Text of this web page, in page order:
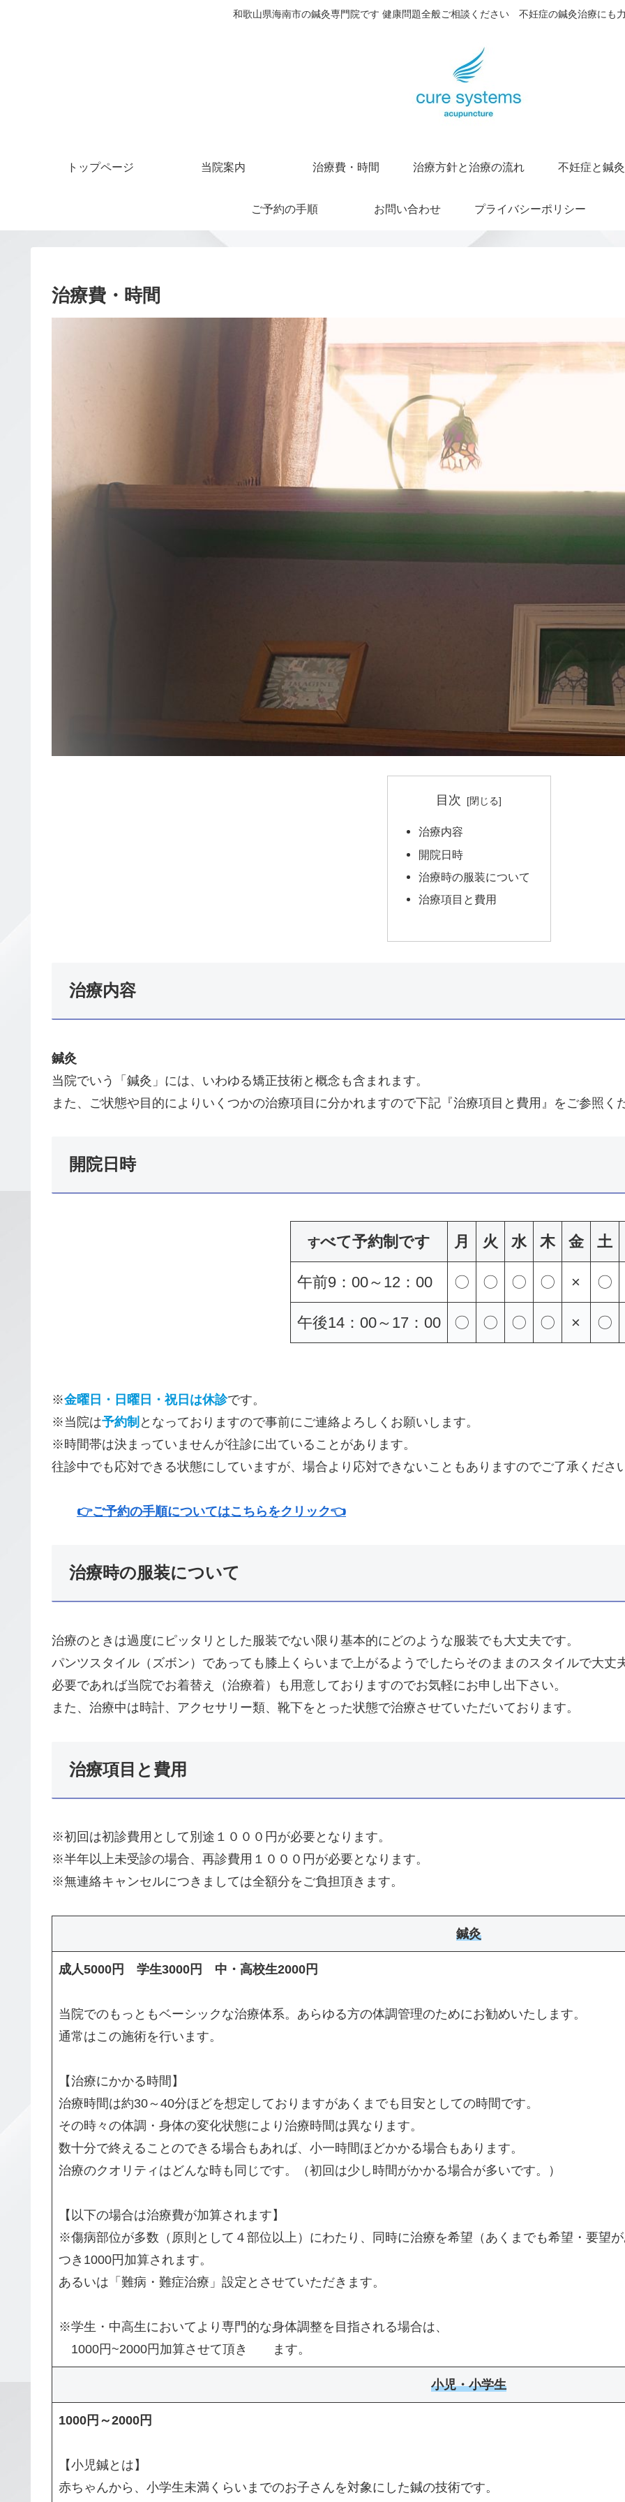
和歌山県海南市の鍼灸専門院です 健康問題全般ご相談ください 不妊症の鍼灸治療にも
トップページ 当院案内 治療費・時間 治療方針と治療の流れ 不妊症と鍼灸
ご予約の手順 お問い合わせ プライバシーポリシー
治療費・時間
目次
治療内容
開院日時
治療時の服装について
治療項目と費用
治療内容
鍼灸
当院でいう「鍼灸」には、いわゆる矯正技術と概念も含まれます。
また、ご状態や目的によりいくつかの治療項目に分かれますので下記『治療項目と費用』をご参照く
開院日時
すべて予約制です 月 火 水 木 金 土
午前9：00～12：00 〇 〇 〇 〇 × 〇
午後14：00～17：00 〇 〇 〇 〇 × 〇
※金曜日・日曜日・祝日は休診です。
※当院は予約制 となっておりますので事前にご連絡よろしくお願いします。
※時間帯は決まっていませんが往診に出ていることがあります。
往診中でも応対できる状態にしていますが、場合より応対できないこともありますのでご了承くださ
👉ご予約の手順についてはこちらをクリック👈
治療時の服装について
治療のときは過度にピッタリとした服装でない限り基本的にどのような服装でも大丈夫です。
パンツスタイル（ズボン）であっても膝上くらいまで上がるようでしたらそのままのスタイルで大丈
必要であれば当院でお着替え（治療着）も用意しておりますのでお気軽にお申し出下さい。
また、治療中は時計、アクセサリー類、靴下をとった状態で治療させていただいております。
治療項目と費用
※初回は初診費用として別途１０００円が必要となります。
※半年以上未受診の場合、再診費用１０００円が必要となります。
※無連絡キャンセルにつきましては全額分をご負担頂きます。
鍼灸
成人5000円 学生3000円 中・高校生2000円
当院でのもっともベーシックな治療体系。あらゆる方の体調管理のためにお勧めいたします。
通常はこの施術を行います。
【治療にかかる時間】
治療時間は約30～40分ほどを想定しておりますがあくまでも目安としての時間です。
その時々の体調・身体の変化状態により治療時間は異なります。
数十分で終えることのできる場合もあれば、小一時間ほどかかる場合もあります。
治療のクオリティはどんな時も同じです。（初回は少し時間がかかる場合が多いです。）
【以下の場合は治療費が加算されます】
※傷病部位が多数（原則として４部位以上）にわたり、同時に治療を希望（あくまでも希望・要望
つき1000円加算されます。
あるいは「難病・難症治療」設定とさせていただきます。
※学生・中高生においてより専門的な身体調整を目指される場合は、
1000円~2000円加算させて頂き ます。
小児・小学生
1000円～2000円
【小児鍼とは】
赤ちゃんから、小学生未満くらいまでのお子さんを対象にした鍼の技術です。